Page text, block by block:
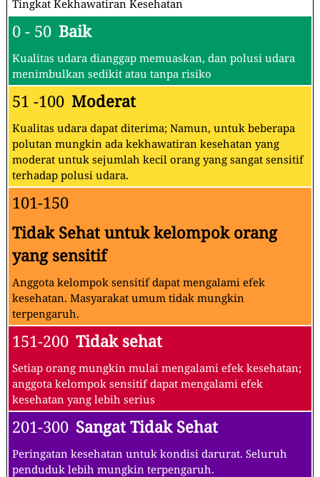
Tingkat Kekhawatiran Kesehatan
0 - 50 Baik
Kualitas udara dianggap memuaskan, dan polusi udara
menimbulkan sedikit atau tanpa risiko
51 -100 Moderat
Kualitas udara dapat diterima; Namun, untuk beberapa
polutan mungkin ada kekhawatiran kesehatan yang
moderat untuk sejumlah kecil orang yang sangat sensitif
terhadap polusi udara.
101-150
Tidak Sehat untuk kelompok orang
yang sensitif
Anggota kelompok sensitif dapat mengalami efek
kesehatan. Masyarakat umum tidak mungkin
terpengaruh.
151-200 Tidak sehat
Setiap orang mungkin mulai mengalami efek kesehatan;
anggota kelompok sensitif dapat mengalami efek
kesehatan yang lebih serius
201-300 Sangat Tidak Sehat
Peringatan kesehatan untuk kondisi darurat. Seluruh
penduduk lebih mungkin terpengaruh.